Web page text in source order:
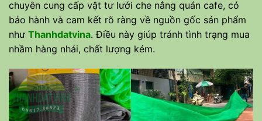
chuyên cung cấp vật tư lưới che nắng quán cafe, có
bảo hành và cam kết rõ ràng về nguồn gốc sản phẩm
như Thanhdatvina. Điều này giúp tránh tình trạng mua
nhầm hàng nhái, chất lượng kém.